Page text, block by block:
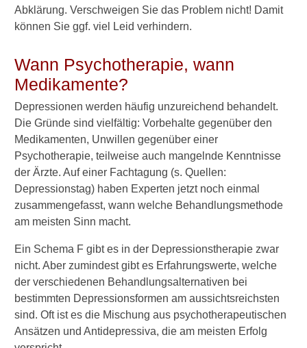
Abklärung. Verschweigen Sie das Problem nicht! Damit
können Sie ggf. viel Leid verhindern.
Wann Psychotherapie, wann
Medikamente?
Depressionen werden häufig unzureichend behandelt.
Die Gründe sind vielfältig: Vorbehalte gegenüber den
Medikamenten, Unwillen gegenüber einer
Psychotherapie, teilweise auch mangelnde Kenntnisse
der Ärzte. Auf einer Fachtagung (s. Quellen:
Depressionstag) haben Experten jetzt noch einmal
zusammengefasst, wann welche Behandlungsmethode
am meisten Sinn macht.
Ein Schema F gibt es in der Depressionstherapie zwar
nicht. Aber zumindest gibt es Erfahrungswerte, welche
der verschiedenen Behandlungsalternativen bei
bestimmten Depressionsformen am aussichtsreichsten
sind. Oft ist es die Mischung aus psychotherapeutischen
Ansätzen und Antidepressiva, die am meisten Erfolg
c
h
n
e
e
p
r
e
s
s
i
o
n
T
e
t
m
i
t
1